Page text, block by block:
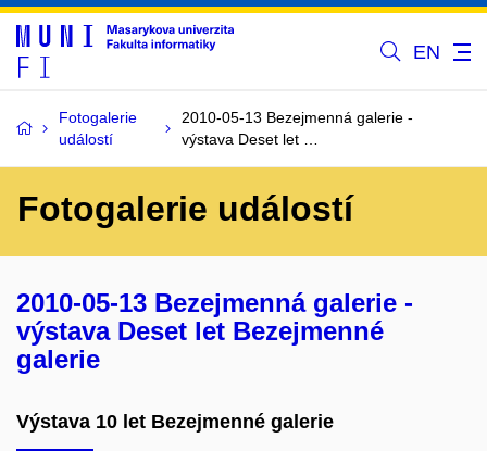
EN
Fotogalerie
událostí
2010-05-13 Bezejmenná galerie -
výstava Deset let …
Fotogalerie událostí
2010-05-13 Bezejmenná galerie -
výstava Deset let Bezejmenné
galerie
Výstava 10 let Bezejmenné galerie